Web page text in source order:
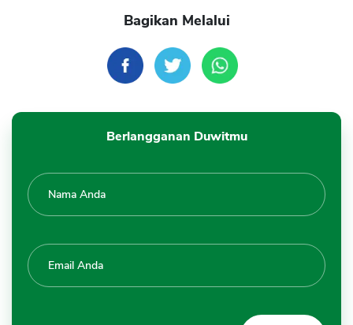
Bagikan Melalui
Berlangganan Duwitmu